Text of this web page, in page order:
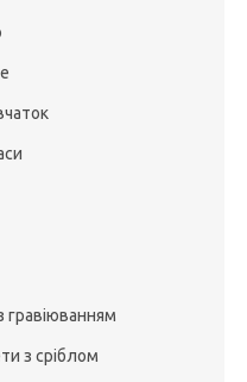
гравіюванням
з сріблом